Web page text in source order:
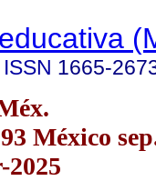
ISSN 1665-
México